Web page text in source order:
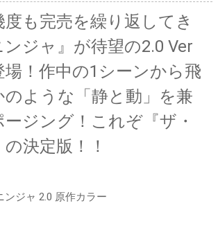
も完売を繰り返してき
ジャ』が待望の2.0 Ver
場！作中の1シーンから飛
ような「静と動」を兼
ジング！これぞ『ザ・
決定版！！
ンジャ 2.0 原作カラー